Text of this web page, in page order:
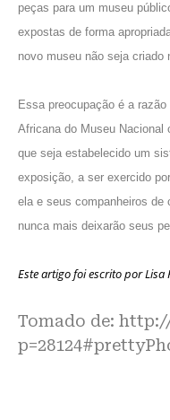
peças para um museu
expostas de forma
novo museu não seja criado
Essa preocupação é a
Africana do Museu Nacional
que seja estabelecido um
exposição, a ser exercido
ela e seus companheiros de
nunca mais deixarão seus
Este artigo foi escrito porLisa
Tomado de: